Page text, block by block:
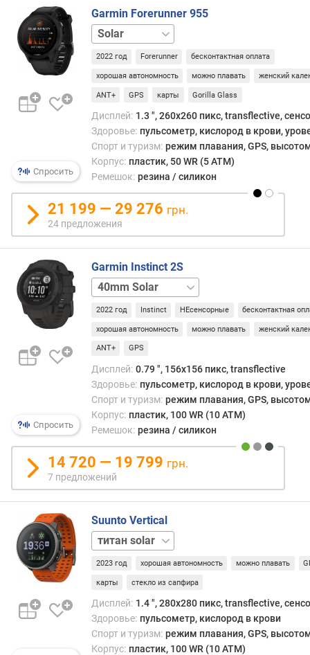
в
е
с
(
г
и
р
ф
е
й
с
п
д
к
л
ч
н
и
С
д
е
т
а
с
т
н
д
Спросить
Garmin Forerunner 955
стандарт
2022 год Forerunner бесконтактная оплата
хорошая автономность можно плавать женский
ANT+ GPS карты Gorilla Glass
Дисплей: 1.3 ", 260x260 пикс, transflective,
Здоровье: пульсометр, кислород в крови,
Спорт и туризм: режим плавания, GPS,
Корпус: пластик, 50 WR (5 ATM)
Ремешок: резина / силикон
21 199 — 29 276 грн.
24 предложения
Спросить
Garmin Instinct 2S
40mm40mm
Camo40mm
Solar
Surf40mm
Surf
2022 год Instinct НЕсенсорные бесконтактная
хорошая автономность можно плавать женский
ANT+ GPS
Дисплей: 0.79 ", 156x156 пикс, transflective
Здоровье: пульсометр, кислород в крови,
Спорт и туризм: режим плавания, GPS,
Корпус: пластик, 100 WR (10 ATM)
Ремешок: резина / силикон
14 720 — 19 799 грн.
7 предложений
Suunto Vertical
стальсталь
solar
2023 год хорошая автономность можно плавать
карты стекло из сапфира
Дисплей: 1.4 ", 280x280 пикс, transflective,
Здоровье: пульсометр, кислород в крови
Спорт и туризм: режим плавания, GPS,
Корпус: пластик, 100 WR (10 ATM)